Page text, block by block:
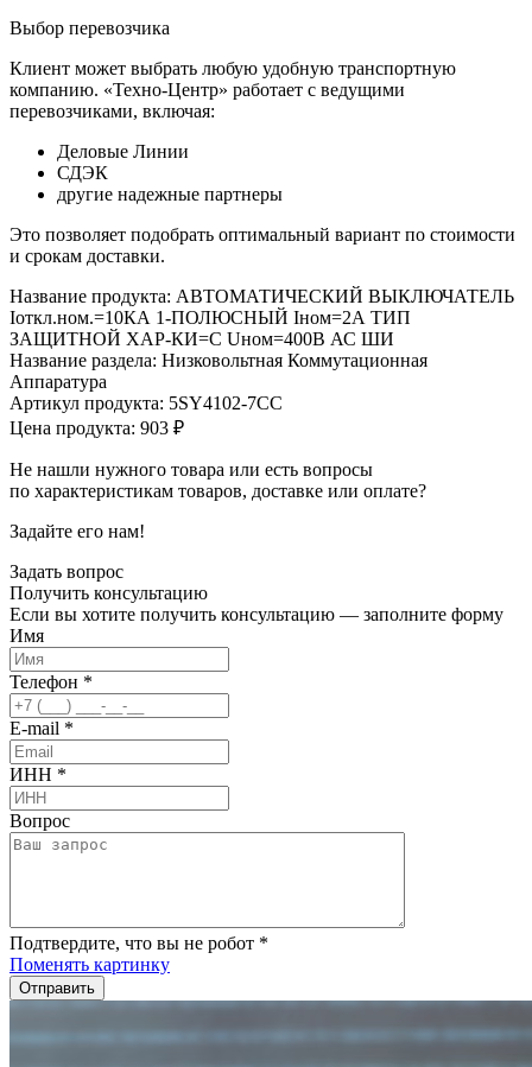
Выбор перевозчика
Клиент может выбрать любую удобную транспортную
компанию. «Техно-Центр» работает с ведущими
перевозчиками, включая:
Деловые Линии
СДЭК
другие надежные партнеры
Это позволяет подобрать оптимальный вариант по стоимости
и срокам доставки.
Название продукта: АВТОМАТИЧЕСКИЙ ВЫКЛЮЧАТЕЛЬ
Iоткл.ном.=10КА 1-ПОЛЮСНЫЙ Iном=2А ТИП
ЗАЩИТНОЙ ХАР-КИ=C Uном=400В АС ШИ
Название раздела: Низковольтная Коммутационная
Аппаратура
Артикул продукта: 5SY4102-7CC
Цена продукта: 903 ₽
Не нашли нужного товара или есть вопросы
по характеристикам товаров, доставке или оплате?
Задайте его нам!
Задать вопрос
Получить консультацию
Если вы хотите получить консультацию — заполните форму
Имя
Телефон *
E-mail *
ИНН *
Вопрос
Подтвердите, что вы не робот *
Поменять картинку